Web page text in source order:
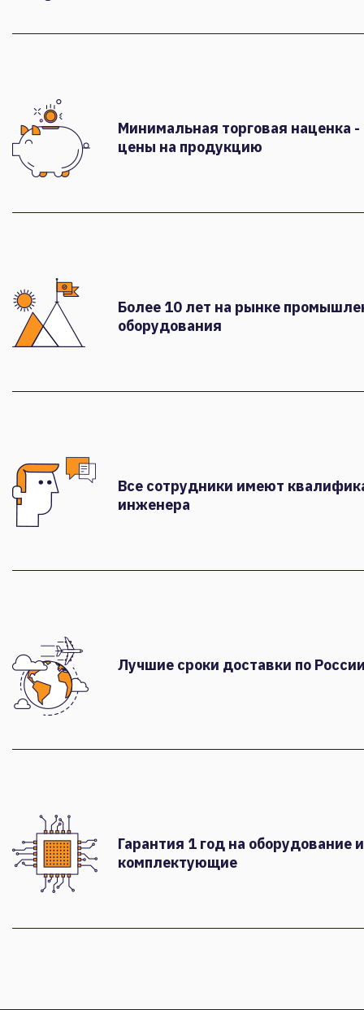
Минимальная торговая наценка
цены на продукцию
Более 10 лет на рынке
оборудования
Все сотрудники имеют
инженера
Лучшие сроки доставки по
Гарантия 1 год на оборудование и
комплектующие